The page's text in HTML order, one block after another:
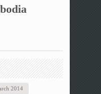
2014